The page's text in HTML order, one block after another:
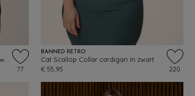
77
BANNED RETRO
Cat Scallop Collar cardigan in zwart
€ 55,95
220